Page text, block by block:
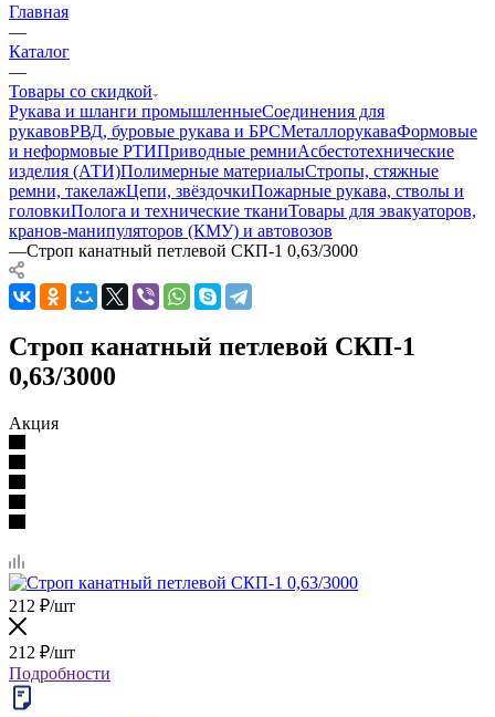
Главная
—
Каталог
—
Товары со скидкой
Рукава и шланги промышленныеСоединения для
рукавовРВД, буровые рукава и БРСМеталлорукаваФормовые
и неформовые РТИПриводные ремниАсбестотехнические
изделия (АТИ)Полимерные материалыСтропы, стяжные
ремни, такелажЦепи, звёздочкиПожарные рукава, стволы и
головкиПолога и технические тканиТовары для эвакуаторов,
кранов-манипуляторов (КМУ) и автовозов
—Строп канатный петлевой СКП-1 0,63/3000
Строп канатный петлевой СКП-1
0,63/3000
Акция
212 ₽/шт
212 ₽/шт
Подробности